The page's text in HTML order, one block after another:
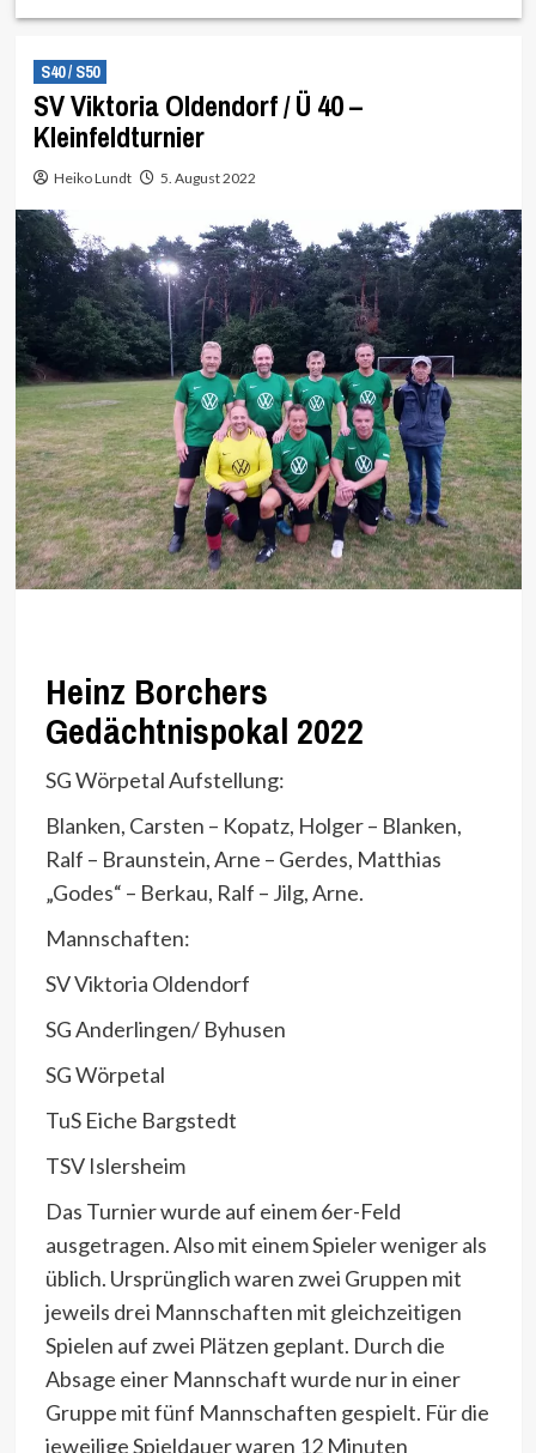
S40 / S50
SV Viktoria Oldendorf / Ü 40 –
Kleinfeldturnier
Heiko Lundt 5. August 2022
Heinz Borchers
Gedächtnispokal 2022
SG Wörpetal Aufstellung:
Blanken, Carsten – Kopatz, Holger – Blanken,
Ralf – Braunstein, Arne – Gerdes, Matthias
„Godes“ – Berkau, Ralf – Jilg, Arne.
Mannschaften:
SV Viktoria Oldendorf
SG Anderlingen/ Byhusen
SG Wörpetal
TuS Eiche Bargstedt
TSV Islersheim
Das Turnier wurde auf einem 6er-Feld
ausgetragen. Also mit einem Spieler weniger als
üblich. Ursprünglich waren zwei Gruppen mit
jeweils drei Mannschaften mit gleichzeitigen
Spielen auf zwei Plätzen geplant. Durch die
Absage einer Mannschaft wurde nur in einer
Gruppe mit fünf Mannschaften gespielt. Für die
jeweilige Spieldauer waren 12 Minuten